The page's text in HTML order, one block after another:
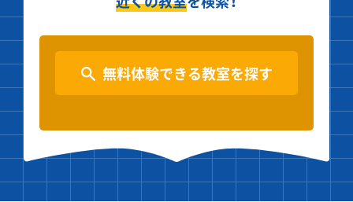
無料体験できる教室を探す